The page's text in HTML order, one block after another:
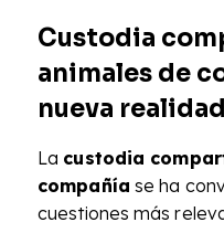
Custodia
animales de
nueva
La custodia
compañía se ha
cuestiones más